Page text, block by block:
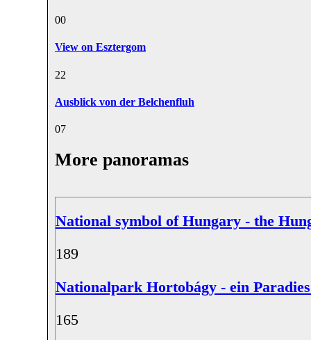
00
View on Esztergom
22
Ausblick von der Belchenfluh
07
More panoramas
National symbol of Hungary - the
189
Nationalpark Hortobágy - ein
165